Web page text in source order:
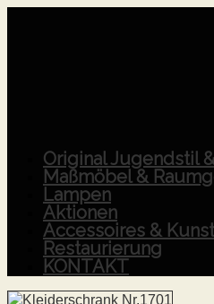
Original Jugendstil
Maßmöbel &
Lampen
Aktionen
Accessoires &
Restaurierung
KONTAKT